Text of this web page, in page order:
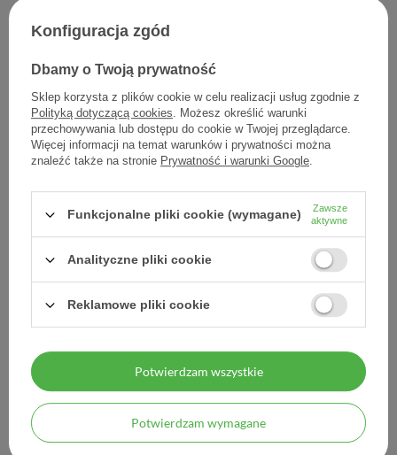
Clobaza, krem tłusty,
kompleksowa ochrona
22,70 zł
0,57 zł / szt.
Zinalfat krem kojąco-
regenerujący, 50 ml
50,20 zł
1,00 zł / szt.
MOJE ZAMÓWIENIE
MOJE KONTO
Konfiguracja zgód
Dbamy o Twoją prywatność
Sklep korzysta z plików cookie w celu realizacji usług zgodnie z
Polityką dotyczącą cookies. Możesz określić warunki
przechowywania lub dostępu do cookie w Twojej przeglądarce.
Więcej informacji na temat warunków i prywatności można
znaleźć także na stronie Prywatność i warunki Google.
Funkcjonalne pliki cookie (wymagane)
Zawsze
aktywne
Analityczne pliki cookie
Reklamowe pliki cookie
Potwierdzam wymagane
Potwierdzam wszystkie